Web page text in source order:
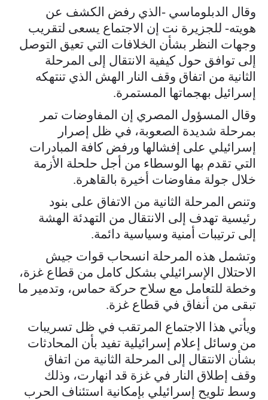
وقال الدبلوماسي -الذي رفض الكشف عن
هويته- للجزيرة نت إن الاجتماع يسعى لتقريب
وجهات النظر بشأن الخلافات التي تعيق التوصل
إلى توافق حول كيفية الانتقال إلى المرحلة
الثانية من اتفاق وقف النار الهش الذي تنتهكه
إسرائيل بهجماتها المستمرة.
وقال المسؤول المصري إن المفاوضات تمر
بمرحلة شديدة الصعوبة، في ظل إصرار
إسرائيلي على إفشالها ورفض كافة المبادرات
التي تقدم بها الوسطاء من أجل حلحلة الأزمة
خلال جولة مفاوضات أخيرة بالقاهرة.
وتنص المرحلة الثانية من الاتفاق على بنود
رئيسية تهدف إلى الانتقال من التهدئة الهشة
إلى ترتيبات أمنية وسياسية دائمة.
وتشمل هذه المرحلة انسحاب قوات جيش
الاحتلال الإسرائيلي بشكل كامل من قطاع غزة،
وخطة للتعامل مع سلاح حركة حماس، وتدمير ما
تبقى من أنفاق في قطاع غزة.
ويأتي هذا الاجتماع المرتقب في ظل تسريبات
من وسائل إعلام إسرائيلية تفيد بأن المحادثات
بشأن الانتقال إلى المرحلة الثانية من اتفاق
وقف إطلاق النار في غزة قد انهارت، وذلك
وسط تلويح إسرائيلي بإمكانية استئناف الحرب